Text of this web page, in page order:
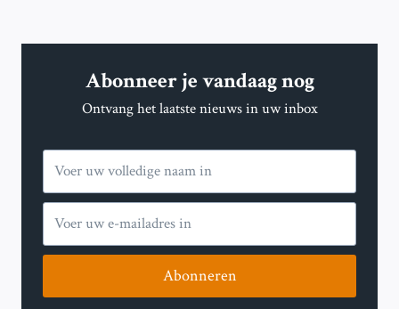
Abonneer je vandaag nog
Ontvang het laatste nieuws in uw inbox
Abonneren